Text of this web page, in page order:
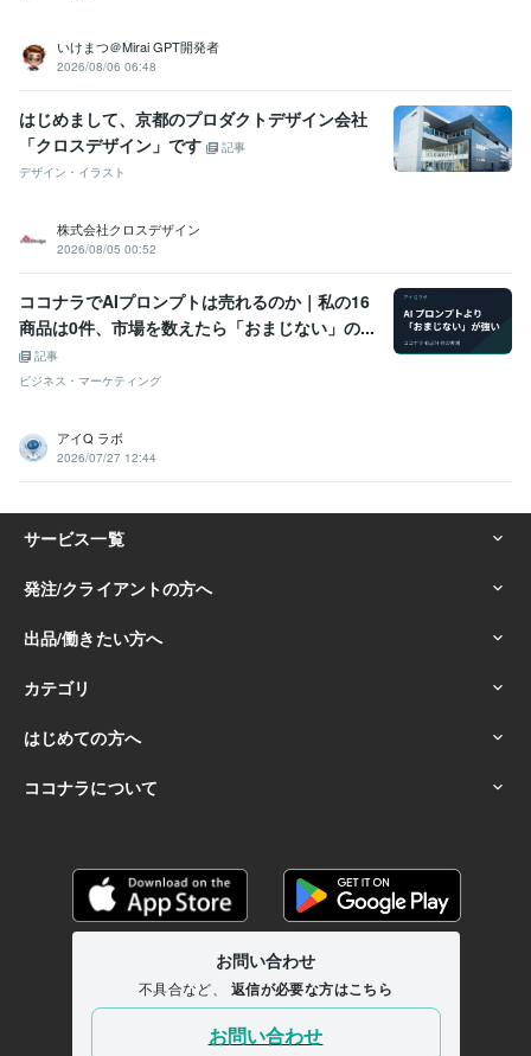
いけまつ＠Mirai GPT開発者
2026/08/06 06:48
はじめまして、京都のプロダクトデザイン会社
「クロスデザイン」です
記事
デザイン・イラスト
株式会社クロスデザイン
2026/08/05 00:52
ココナラでAIプロンプトは売れるのか｜私の16
商品は0件、市場を数えたら「おまじない」の...
記事
ビジネス・マーケティング
アイQ ラボ
2026/07/27 12:44